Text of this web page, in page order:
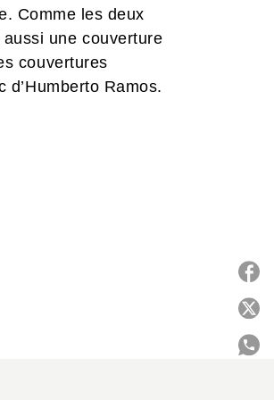
Comme les deux
une couverture
couvertures
Ramos.